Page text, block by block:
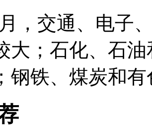
交通、电子、
大；石化、石
钢铁、煤炭和